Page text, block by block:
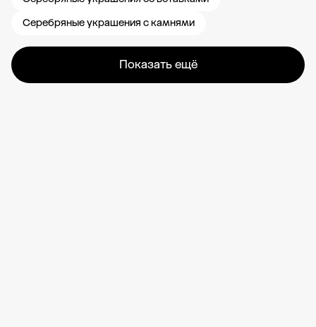
Серебряные украшения с камнями
Показать ещё